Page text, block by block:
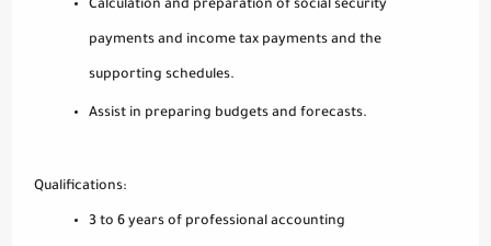
Calculation and preparation of social security
payments and income tax payments and the
supporting schedules.
Assist in preparing budgets and forecasts.
Qualifications:
3 to 6 years of professional accounting